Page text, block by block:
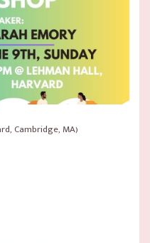
Cambridge, MA)